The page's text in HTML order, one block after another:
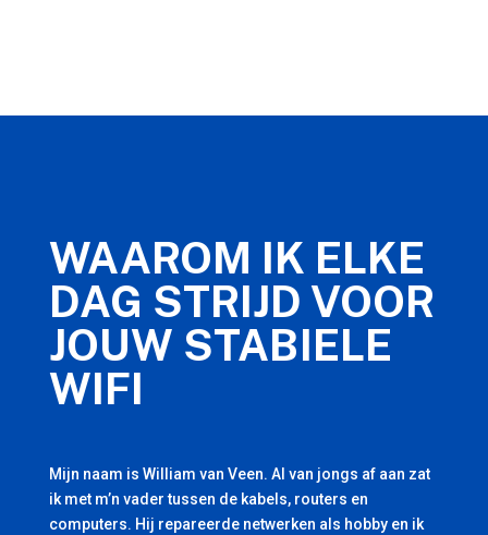
WAAROM IK ELKE
DAG STRIJD VOOR
JOUW STABIELE
WIFI
Mijn naam is William van Veen. Al van jongs af aan zat
ik met m’n vader tussen de kabels, routers en
computers. Hij repareerde netwerken als hobby en ik